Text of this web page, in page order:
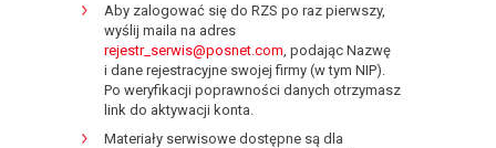
Aby zalogować się do RZS po raz pierwszy,
wyślij maila na adres
rejestr_serwis@posnet.com , podając Nazwę
i dane rejestracyjne swojej firmy (w tym NIP).
Po weryfikacji poprawności danych otrzymasz
link do aktywacji konta.
Materiały serwisowe dostępne są dla